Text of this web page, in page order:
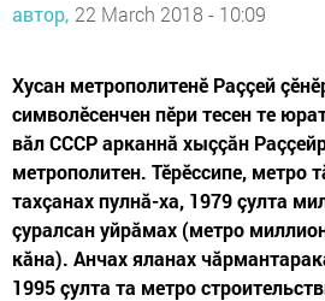
автор, 22 March 2018 - 10:09
Хусан метрополитенӗ Раççей
символӗсенчен пӗри тесен те
вăл СССР арканнă хыççăн
метрополитен. Тӗрӗссипе, метро
тахçанах пулнă-ха, 1979 çулта
çуралсан уйрăмах (метро
кăна). Анчах яланах
1995 çулта та метро